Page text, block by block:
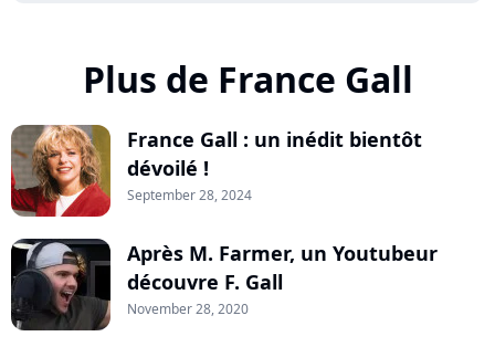
Plus de France Gall
France Gall : un inédit bientôt
dévoilé !
September 28, 2024
Après M. Farmer, un Youtubeur
découvre F. Gall
November 28, 2020